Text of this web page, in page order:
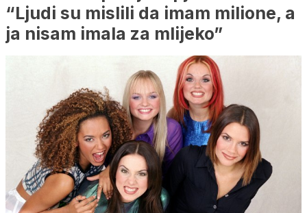
“Ljudi su mislili da imam milione, a
ja nisam imala za mlijeko”